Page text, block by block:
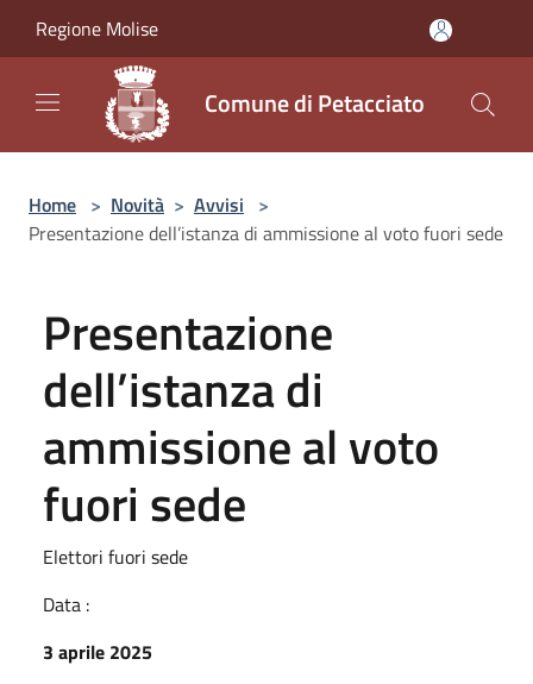
Regione Molise
Comune di Petacciato
Home > Novità > Avvisi >
Presentazione dell’istanza di ammissione al voto fuori sede
Presentazione
dell’istanza di
ammissione al voto
fuori sede
Elettori fuori sede
Data :
3 aprile 2025